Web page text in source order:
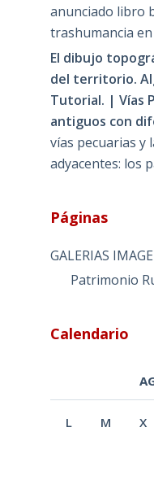
anunciado libro
trashumancia en
El dibujo
del territorio.
Tutorial. | Vías
antiguos con
vías pecuarias y
adyacentes: los
Páginas
GALERIAS
Patrimonio
Calendario
L M X